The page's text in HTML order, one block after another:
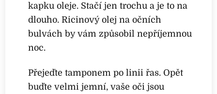
kapku oleje. Stačí jen trochu a je to na
dlouho. Ricinový olej na očních
bulvách by vám způsobil nepříjemnou
noc.
Přejeďte tamponem po linii řas. Opět
buďte velmi jemní, vaše oči jsou